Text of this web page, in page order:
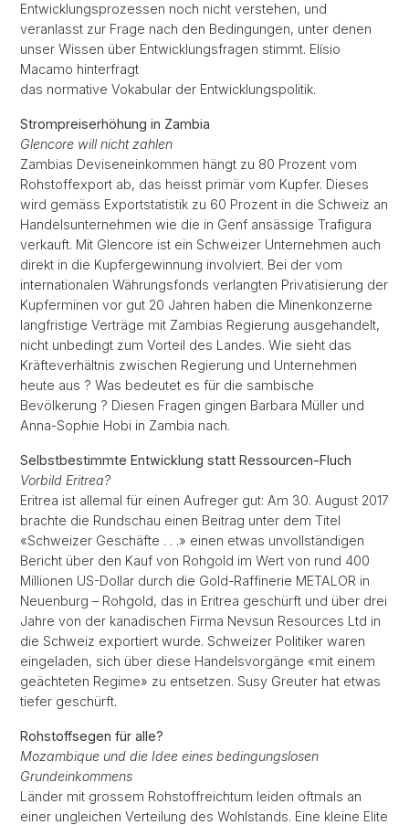
Entwicklungsprozessen noch nicht verstehen, und
veranlasst zur Frage nach den Bedingungen, unter denen
unser Wissen über Entwicklungsfragen stimmt. Elísio
Macamo hinterfragt
das normative Vokabular der Entwicklungspolitik.
Strompreiserhöhung in Zambia
Glencore will nicht zahlen
Zambias Deviseneinkommen hängt zu 80 Prozent vom
Rohstoffexport ab, das heisst primär vom Kupfer. Dieses
wird gemäss Exportstatistik zu 60 Prozent in die Schweiz an
Handelsunternehmen wie die in Genf ansässige Trafigura
verkauft. Mit Glencore ist ein Schweizer Unternehmen auch
direkt in die Kupfergewinnung involviert. Bei der vom
internationalen Währungsfonds verlangten Privatisierung der
Kupferminen vor gut 20 Jahren haben die Minenkonzerne
langfristige Verträge mit Zambias Regierung ausgehandelt,
nicht unbedingt zum Vorteil des Landes. Wie sieht das
Kräfteverhältnis zwischen Regierung und Unternehmen
heute aus ? Was bedeutet es für die sambische
Bevölkerung ? Diesen Fragen gingen Barbara Müller und
Anna-Sophie Hobi in Zambia nach.
Selbstbestimmte Entwicklung statt Ressourcen-Fluch
Vorbild Eritrea?
Eritrea ist allemal für einen Aufreger gut: Am 30. August 2017
brachte die Rundschau einen Beitrag unter dem Titel
«Schweizer Geschäfte . . .» einen etwas unvollständigen
Bericht über den Kauf von Rohgold im Wert von rund 400
Millionen US-Dollar durch die Gold-Raffinerie METALOR in
Neuenburg – Rohgold, das in Eritrea geschürft und über drei
Jahre von der kanadischen Firma Nevsun Resources Ltd in
die Schweiz exportiert wurde. Schweizer Politiker waren
eingeladen, sich über diese Handelsvorgänge «mit einem
geächteten Regime» zu entsetzen. Susy Greuter hat etwas
tiefer geschürft.
Rohstoffsegen für alle?
Mozambique und die Idee eines bedingungslosen
Grundeinkommens
Länder mit grossem Rohstoffreichtum leiden oftmals an
einer ungleichen Verteilung des Wohlstands. Eine kleine Elite